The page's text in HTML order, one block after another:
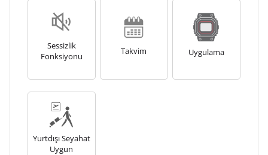
Sessizlik
Fonksiyonu
Takvim Uygulama
Yurtdışı Seyahat
Uygun